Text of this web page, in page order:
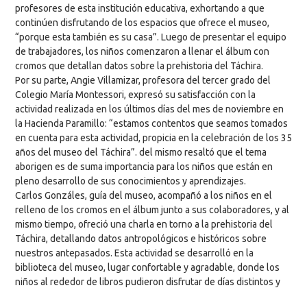
profesores de esta institución educativa, exhortando a que
continúen disfrutando de los espacios que ofrece el museo,
“porque esta también es su casa”. Luego de presentar el equipo
de trabajadores, los niños comenzaron a llenar el álbum con
cromos que detallan datos sobre la prehistoria del Táchira.
Por su parte, Angie Villamizar, profesora del tercer grado del
Colegio María Montessori, expresó su satisfacción con la
actividad realizada en los últimos días del mes de noviembre en
la Hacienda Paramillo: “estamos contentos que seamos tomados
en cuenta para esta actividad, propicia en la celebración de los 35
años del museo del Táchira”. del mismo resaltó que el tema
aborigen es de suma importancia para los niños que están en
pleno desarrollo de sus conocimientos y aprendizajes.
Carlos Gonzáles, guía del museo, acompañó a los niños en el
relleno de los cromos en el álbum junto a sus colaboradores, y al
mismo tiempo, ofreció una charla en torno a la prehistoria del
Táchira, detallando datos antropológicos e históricos sobre
nuestros antepasados. Esta actividad se desarrolló en la
biblioteca del museo, lugar confortable y agradable, donde los
niños al rededor de libros pudieron disfrutar de días distintos y